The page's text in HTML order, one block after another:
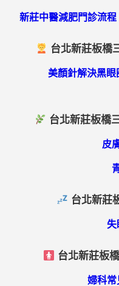
新莊中醫減肥門診流
台北新莊板橋
美顏針解決黑
台北新莊板橋
皮
台北新莊
失
台北新莊板
婦科常